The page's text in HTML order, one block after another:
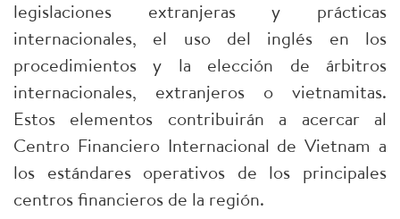
legislaciones extranjeras y prácticas
internacionales, el uso del inglés en los
procedimientos y la elección de árbitros
internacionales, extranjeros o vietnamitas.
Estos elementos contribuirán a acercar al
Centro Financiero Internacional de Vietnam a
los estándares operativos de los principales
centros financieros de la región.